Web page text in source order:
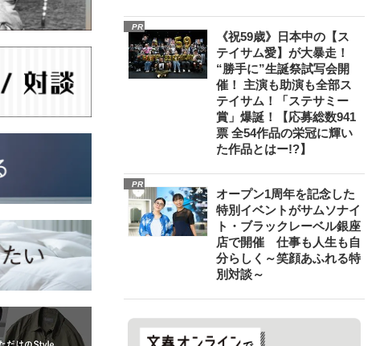
PR
《祝59歳》日本中の【ス
テイサム愛】が大暴走！
“勝手に”生誕祭試写会開
催！ 主演も助演も全部ス
テイサム！「ステサミー
賞」爆誕！【応募総数941
票 全54作品の栄冠に輝い
た作品とはー!?】
PR
オープン1周年を記念した
特別イベントがサムソナイ
ト・ブラックレーベル銀座
店で開催 仕事も人生も自
分らしく～笑顔あふれる特
別対談～